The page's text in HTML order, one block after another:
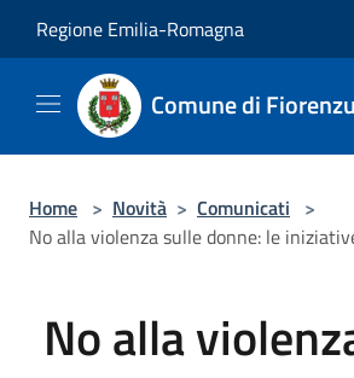
Regione Emilia-Romagna
Comune di
Home > Novità > Comunicati >
No alla violenza sulle donne: le
No alla